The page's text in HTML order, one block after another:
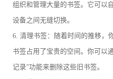
组织和管理大量的书签。它可以
设备之间无缝切换。
6. 清理书签：随着时间的推移，
书签占用了宝贵的空间。你可以
记录”功能来删除这些旧书签。